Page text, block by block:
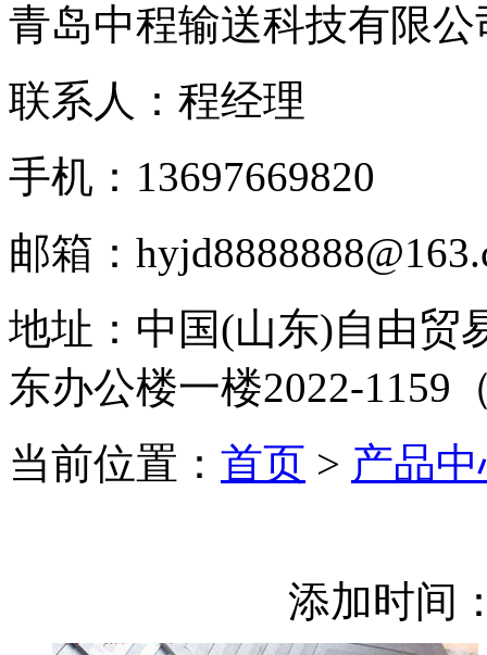
青岛中程输送科技有限公
联系人：程经理
手机：13697669820
邮箱：
地址： 中国(山东)自由贸
东办公楼一楼2022-1159
当前位置： 首页 > 产品
添加时间